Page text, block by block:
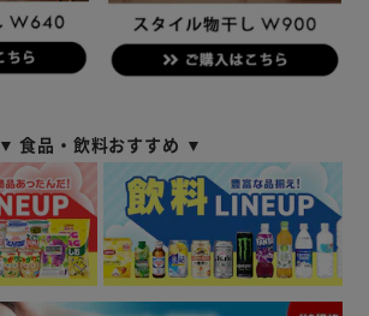
▼ 食品・飲料おすすめ ▼